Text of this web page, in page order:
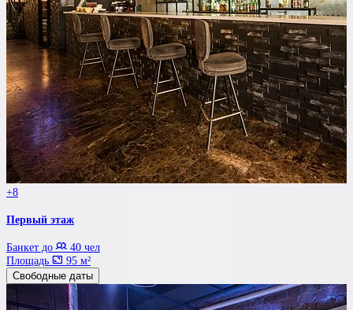
+8
Первый этаж
Банкет до
40 чел
Площадь
95 м²
Свободные даты